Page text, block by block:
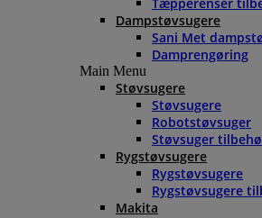
Dampstøvsugere
Sani Met
Damprengøring
Main Menu
Støvsugere
Støvsugere
Robotstøvsuger
Støvsuger
Rygstøvsugere
Rygstøvsugere
Rygstøvsugere
Makita